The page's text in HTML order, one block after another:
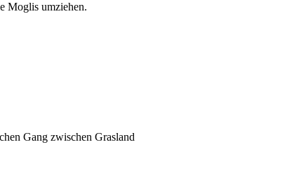
Moglis umziehen.
Gang zwischen Grasland